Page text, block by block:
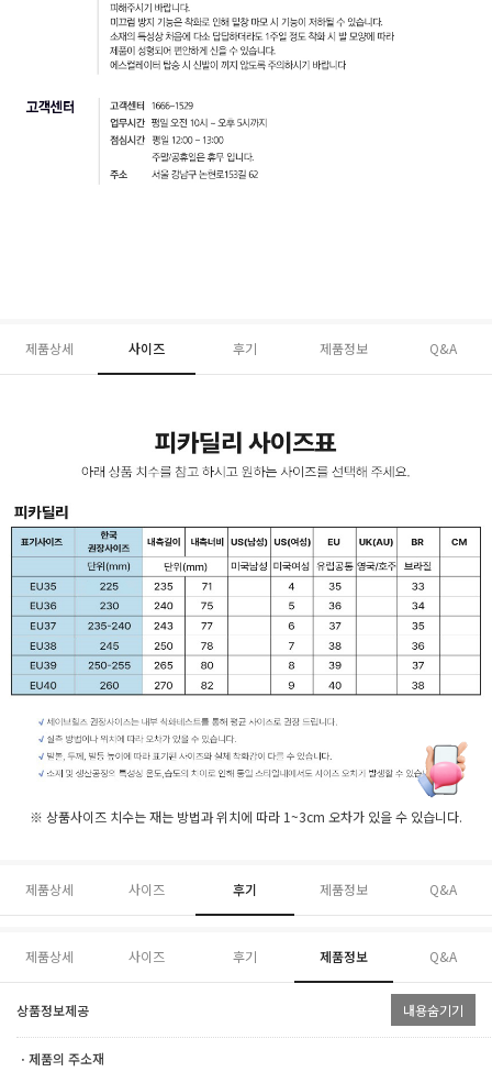
제품상세 사이즈 후기 제품정보 Q&A
※ 상품사이즈 치수는 재는 방법과 위치에 따라 1~3cm 오차가 있을 수 있습니다.
제품상세 사이즈 후기 제품정보 Q&A
제품상세 사이즈 후기 제품정보 Q&A
상품정보제공 내용숨기기
ㆍ제품의 주소재